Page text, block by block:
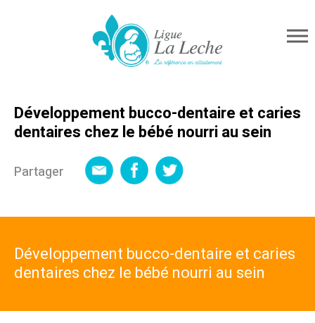
Développement bucco-dentaire et caries
dentaires chez le bébé nourri au sein
Partager
Développement bucco-dentaire et caries
dentaires chez le bébé nourri au sein